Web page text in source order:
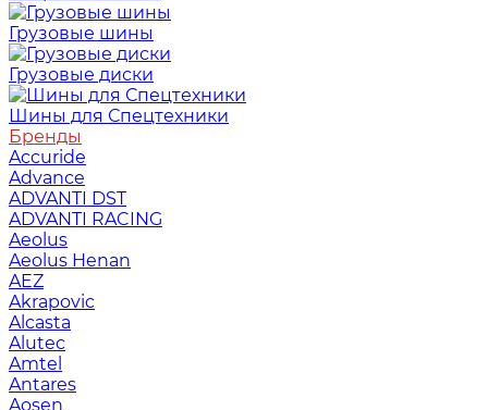
Грузовые шины
Грузовые диски
Шины для Спецтехники
Бренды
Accuride
Advance
ADVANTI DST
ADVANTI RACING
Aeolus
Aeolus Henan
AEZ
Akrapovic
Alcasta
Alutec
Amtel
Antares
Aosen